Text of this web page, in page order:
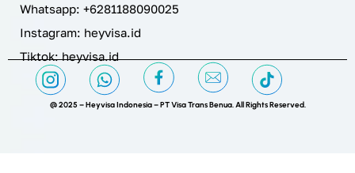
Whatsapp: +6281188090025
Instagram: heyvisa.id
Tiktok: heyvisa.id
@ 2025 – Heyvisa Indonesia – PT Visa Trans Benua. All Rights Reserved.